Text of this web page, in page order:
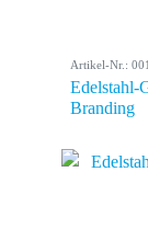
Artikel-Nr.:
Edelstahl-
Branding